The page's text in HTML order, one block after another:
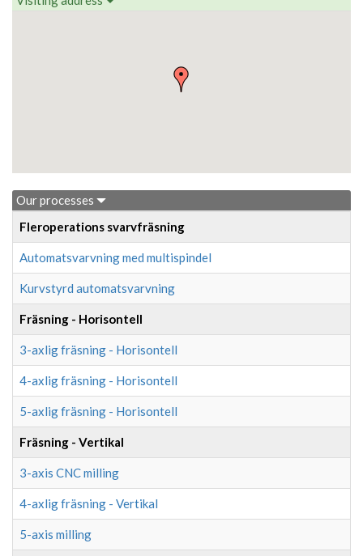
Our processes
Fleroperations svarvfräsning
Automatsvarvning med multispindel
Kurvstyrd automatsvarvning
Fräsning - Horisontell
3-axlig fräsning - Horisontell
4-axlig fräsning - Horisontell
5-axlig fräsning - Horisontell
Fräsning - Vertikal
3-axis CNC milling
4-axlig fräsning - Vertikal
5-axis milling